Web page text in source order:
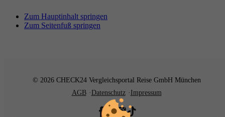
Zum Hauptinhalt springen
Zum Seitenfuß springen
© 2026 CHECK24 Vergleichsportal Reise GmbH München
AGB
Datenschutz Impressum